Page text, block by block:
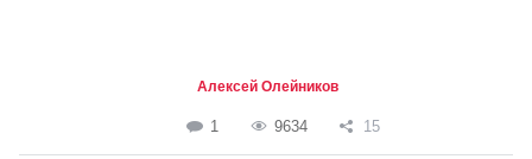
Алексей Олейников
1 9634 15